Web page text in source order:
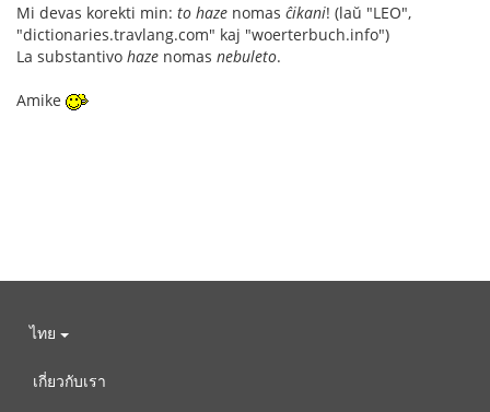
Mi devas korekti min: to haze nomas ĉikani! (laŭ "LEO",
"dictionaries.travlang.com" kaj "woerterbuch.info")
La substantivo haze nomas nebuleto.
Amike
ไทย
เกี่ยวกับเรา